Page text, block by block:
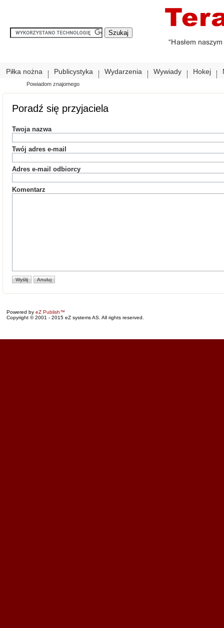
Piłka nożna Publicystyka Wydarzenia Wywiady Hokej
Powiadom znajomego
Poradź się przyjaciela
Twoja nazwa
Twój adres e-mail
Adres e-mail odbiorcy
Komentarz
Powered by eZ Publish™
Copyright © 2001 - 2015 eZ systems AS. All rights reserved.